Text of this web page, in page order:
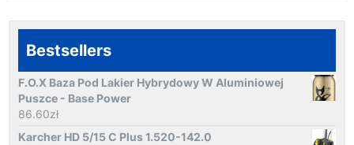
Bestsellers
F.O.X Baza Pod Lakier Hybrydowy W Aluminiowej
Puszce - Base Power
86.60zł
Karcher HD 5/15 C Plus 1.520-142.0